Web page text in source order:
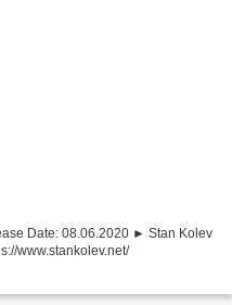
Date: 08.06.2020 ► Stan Kolev
www.stankolev.net/